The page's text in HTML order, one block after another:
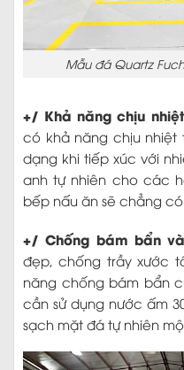
Mẫu đá Quartz
+/ Khả năng chịu nhiệt
có khả năng chịu nhiệt
dạng khi tiếp xúc với
anh tự nhiên cho các
bếp nấu ăn sẽ chẳng
+/ Chống bám bẩn
đẹp, chống trầy xước
năng chống bám bẩn
cần sử dụng nước ấm
sạch mặt đá tự nhiên